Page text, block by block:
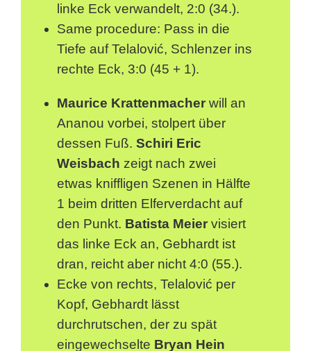
linke Eck verwandelt, 2:0 (34.).
Same procedure: Pass in die
Tiefe auf Telalović, Schlenzer ins
rechte Eck, 3:0 (45 + 1).
Maurice Krattenmacher will an
Ananou vorbei, stolpert über
dessen Fuß. Schiri Eric
Weisbach zeigt nach zwei
etwas kniffligen Szenen in Hälfte
1 beim dritten Elferverdacht auf
den Punkt. Batista Meier visiert
das linke Eck an, Gebhardt ist
dran, reicht aber nicht 4:0 (55.).
Ecke von rechts, Telalović per
Kopf, Gebhardt lässt
durchrutschen, der zu spät
eingewechselte Bryan Hein